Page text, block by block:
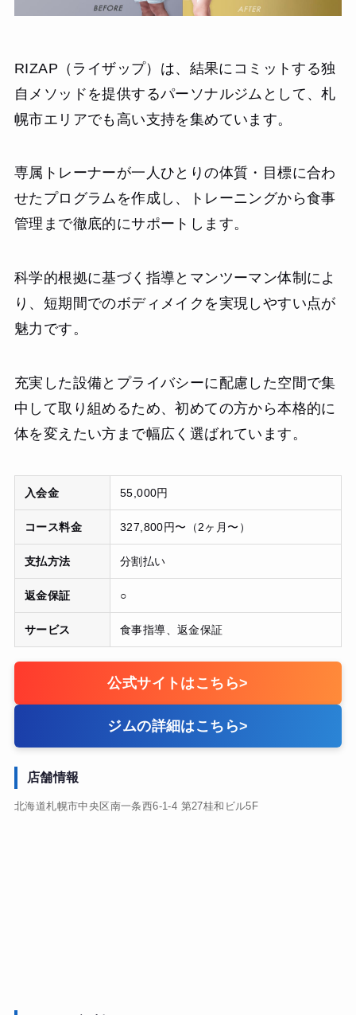
RIZAP（ライザップ）は、結果にコミットする独
自メソッドを提供するパーソナルジムとして、札
幌市エリアでも高い支持を集めています。
専属トレーナーが一人ひとりの体質・目標に合わ
せたプログラムを作成し、トレーニングから食事
管理まで徹底的にサポートします。
科学的根拠に基づく指導とマンツーマン体制によ
り、短期間でのボディメイクを実現しやすい点が
魅力です。
充実した設備とプライバシーに配慮した空間で集
中して取り組めるため、初めての方から本格的に
体を変えたい方まで幅広く選ばれています。
入会金 55,000円
コース料金 327,800円〜（2ヶ月〜）
支払方法 分割払い
返金保証 ○
サービス 食事指導、返金保証
公式サイトはこちら>
ジムの詳細はこちら>
店舗情報
北海道札幌市中央区南一条西6-1-4 第27桂和ビル5F